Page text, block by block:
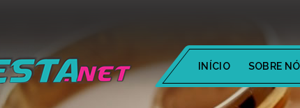
INÍCIO SOBRE